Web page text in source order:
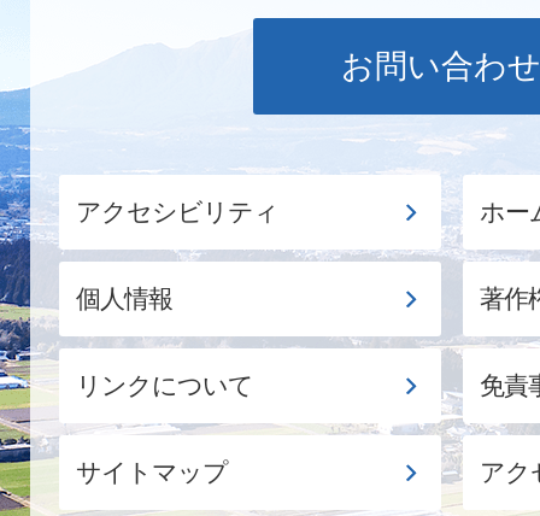
お問い合わせ
アクセシビリティ ホー
個人情報 著作
リンクについて 免責
サイトマップ アク